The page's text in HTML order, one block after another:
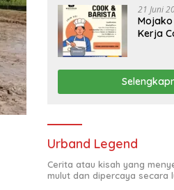
21 Juni
Kerja
Urband Legend
Cerita atau kisah yang
mulut dan dipercaya secara